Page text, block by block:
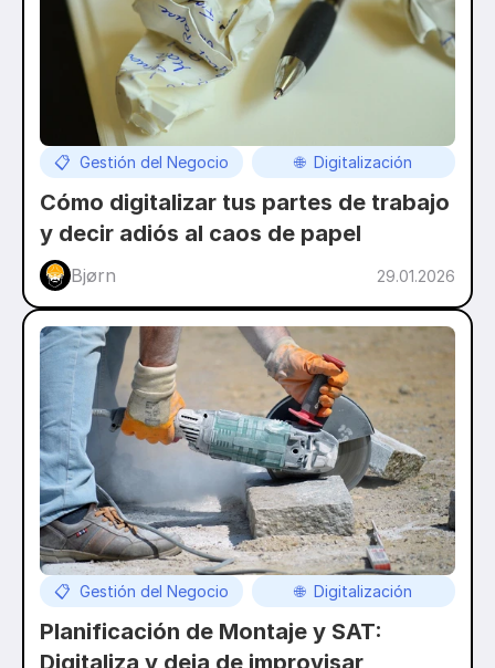
📋  Gestión del Negocio 🌐  Digitalización
Cómo digitalizar tus partes de trabajo
y decir adiós al caos de papel
Bjørn 29.01.2026
📋  Gestión del Negocio 🌐  Digitalización
Planificación de Montaje y SAT: